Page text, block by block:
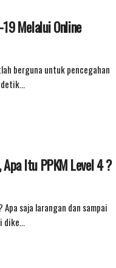
Melalui Online
berguna untuk pencegahan
detik…
Itu PPKM Level 4 ?
saja larangan dan sampai
dike…